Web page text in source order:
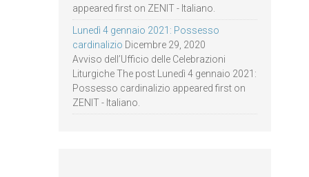
appeared first on ZENIT - Italiano.
Lunedì 4 gennaio 2021: Possesso
cardinalizio Dicembre 29, 2020
Avviso dell’Ufficio delle Celebrazioni
Liturgiche The post Lunedì 4 gennaio 2021:
Possesso cardinalizio appeared first on
ZENIT - Italiano.